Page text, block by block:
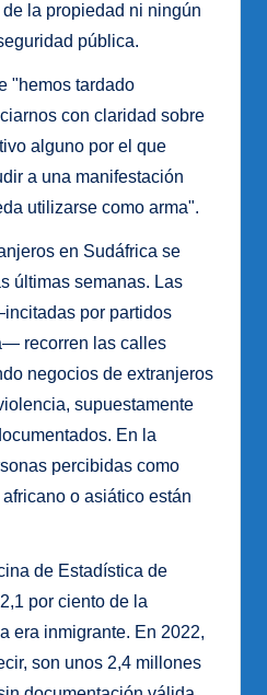
la propiedad ni ningún
pública.
"hemos tardado
con claridad sobre
alguno por el que
a una manifestación
utilizarse como arma".
en Sudáfrica se
últimas semanas. Las
por partidos
recorren las calles
negocios de extranjeros
supuestamente
En la
percibidas como
o asiático están
de Estadística de
por ciento de la
era inmigrante. En 2022,
son unos 2,4 millones